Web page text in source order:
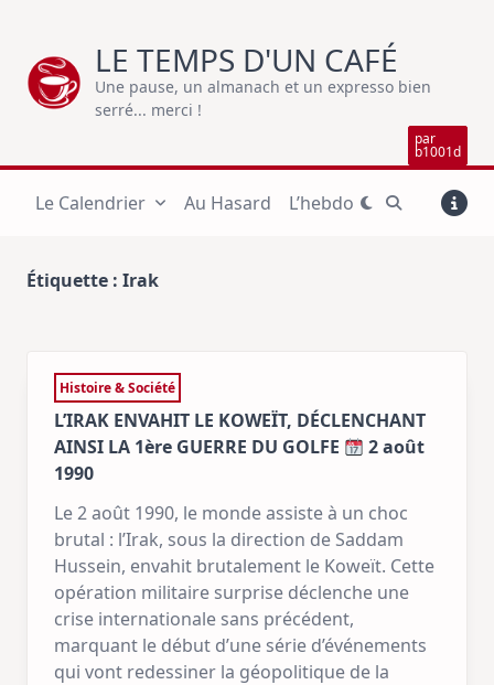
content
LE TEMPS D'UN CAFÉ
Une pause, un almanach et un expresso bien
serré... merci !
par
b1001d
Le Calendrier Au Hasard L’hebdo
Étiquette : Irak
Histoire & Société
L’IRAK ENVAHIT LE KOWEÏT, DÉCLENCHANT
AINSI LA 1ère GUERRE DU GOLFE
2 août
1990
Le 2 août 1990, le monde assiste à un choc
brutal : l’Irak, sous la direction de Saddam
Hussein, envahit brutalement le Koweït. Cette
opération militaire surprise déclenche une
crise internationale sans précédent,
marquant le début d’une série d’événements
qui vont redessiner la géopolitique de la